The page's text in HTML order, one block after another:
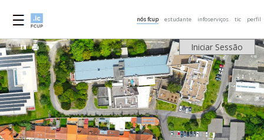
nós fcup estudante infoserviços tic perfil
Iniciar Sessão